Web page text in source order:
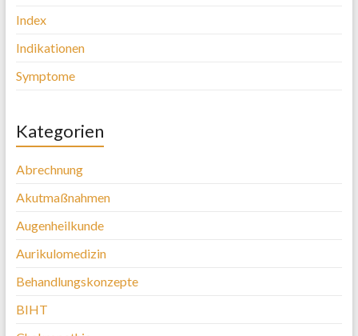
Index
Indikationen
Symptome
Kategorien
Abrechnung
Akutmaßnahmen
Augenheilkunde
Aurikulomedizin
Behandlungskonzepte
BIHT